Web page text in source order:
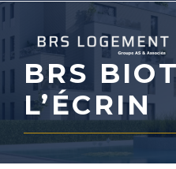
BRS
L’ÉCRIN